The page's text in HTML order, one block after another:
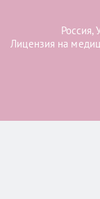
Россия,
Лицензия на